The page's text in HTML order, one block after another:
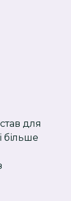
для
більше